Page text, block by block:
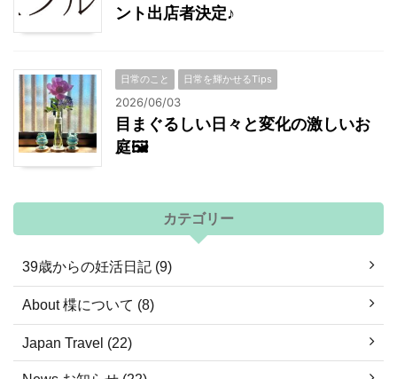
ント出店者決定♪
日常のこと 日常を輝かせるTips
2026/06/03
目まぐるしい日々と変化の激しいお
庭🖼
カテゴリー
39歳からの妊活日記 (9)
About 楪について (8)
Japan Travel (22)